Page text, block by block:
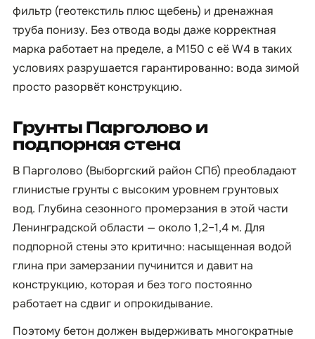
фильтр (геотекстиль плюс щебень) и дренажная
труба понизу. Без отвода воды даже корректная
марка работает на пределе, а М150 с её W4 в таких
условиях разрушается гарантированно: вода зимой
просто разорвёт конструкцию.
Грунты Парголово и
подпорная стена
В Парголово (Выборгский район СПб) преобладают
глинистые грунты с высоким уровнем грунтовых
вод. Глубина сезонного промерзания в этой части
Ленинградской области — около 1,2–1,4 м. Для
подпорной стены это критично: насыщенная водой
глина при замерзании пучинится и давит на
конструкцию, которая и без того постоянно
работает на сдвиг и опрокидывание.
Поэтому бетон должен выдерживать многократные